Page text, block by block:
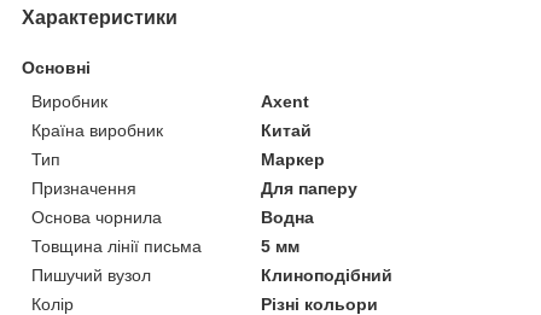
Характеристики
Основні
Виробник
Axent
Країна виробник
Китай
Тип
Маркер
Призначення
Для паперу
Основа чорнила
Водна
Товщина лінії письма
5 мм
Пишучий вузол
Клиноподібний
Колір
Різні кольори